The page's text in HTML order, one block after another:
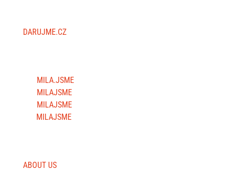
DARUJME.CZ
MILA.JSME
MILAJSME
MILAJSME
MILAJSME
ABOUT US